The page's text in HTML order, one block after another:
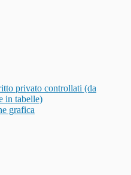
privato controllati (da
in tabelle)
grafica